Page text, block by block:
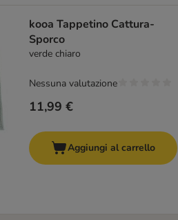
kooa Tappetino Cattura-
Sporco
verde chiaro
11,99 €
Nessuna valutazione
Aggiungi al carrello